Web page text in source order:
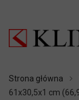
Strona główna
61x30,5x1 cm